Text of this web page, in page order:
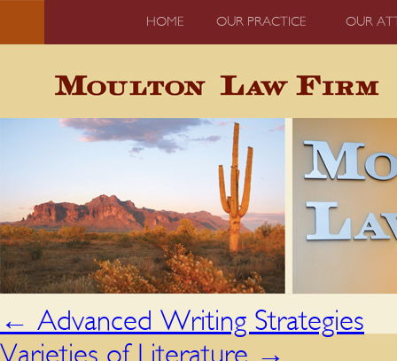
HOME OUR PRACTICE OUR
← Advanced Writing Strategies
Varieties of Literature →